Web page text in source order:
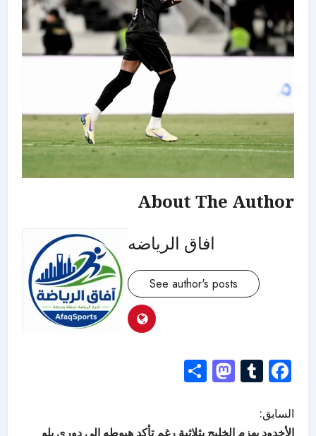
About The Author
افاق الرياضه
See author's posts
Facebook
Tumblr
Mastodon
السابق:
الأخدود يهزم الخليج بثلاثية رغم تأكد هبوطه إلى دوري يلو